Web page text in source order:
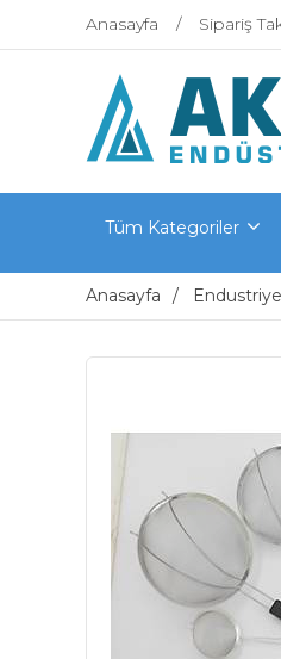
Anasayfa Sipariş
Tüm Kategoriler
Anasayfa